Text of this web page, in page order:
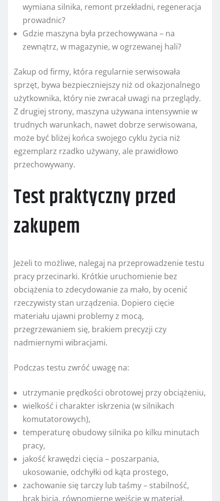
wymiana silnika, remont przekładni, regeneracja
prowadnic?
Gdzie maszyna była przechowywana – na
zewnątrz, w magazynie, w ogrzewanej hali?
Zakup od firmy, która regularnie serwisowała
sprzęt, bywa bezpieczniejszy niż od okazjonalnego
użytkownika, który nie zwracał uwagi na przeglądy.
Z drugiej strony, maszyna używana intensywnie w
trudnych warunkach, nawet dobrze serwisowana,
może być bliżej końca swojego cyklu życia niż
egzemplarz rzadko używany, ale prawidłowo
przechowywany.
Test praktyczny przed
zakupem
Jeżeli to możliwe, nalegaj na przeprowadzenie testu
pracy przecinarki. Krótkie uruchomienie bez
obciążenia to zdecydowanie za mało, by ocenić
rzeczywisty stan urządzenia. Dopiero cięcie
materiału ujawni problemy z mocą,
przegrzewaniem się, brakiem precyzji czy
nadmiernymi wibracjami.
Podczas testu zwróć uwagę na:
utrzymanie prędkości obrotowej przy obciążeniu,
wielkość i charakter iskrzenia (w silnikach
komutatorowych),
temperaturę obudowy silnika po kilku minutach
pracy,
jakość krawędzi cięcia – poszarpania,
ukosowanie, odchyłki od kąta prostego,
zachowanie się tarczy lub taśmy – stabilność,
brak bicia, równomierne wejście w materiał.